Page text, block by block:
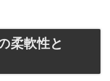
柔軟性と